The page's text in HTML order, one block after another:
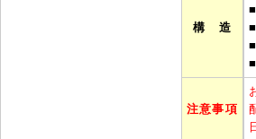
構 造
注意事項